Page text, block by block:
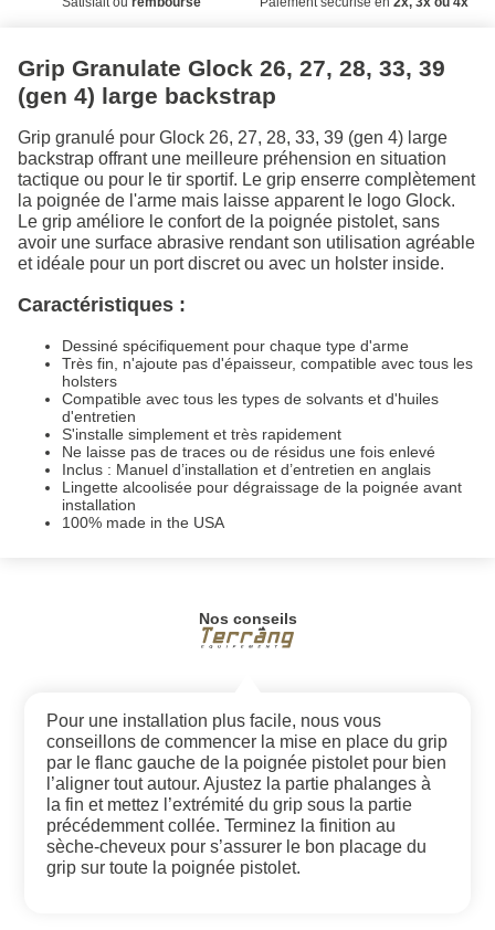
Grip Granulate Glock 26, 27, 28, 33, 39
(gen 4) large backstrap
Grip granulé pour Glock 26, 27, 28, 33, 39 (gen 4) large
backstrap offrant une meilleure préhension en situation
tactique ou pour le tir sportif. Le grip enserre complètement
la poignée de l'arme mais laisse apparent le logo Glock.
Le grip améliore le confort de la poignée pistolet, sans
avoir une surface abrasive rendant son utilisation agréable
et idéale pour un port discret ou avec un holster inside.
Caractéristiques :
Dessiné spécifiquement pour chaque type d'arme
Très fin, n'ajoute pas d'épaisseur, compatible avec tous les
holsters
Compatible avec tous les types de solvants et d'huiles
d'entretien
S'installe simplement et très rapidement
Ne laisse pas de traces ou de résidus une fois enlevé
Inclus : Manuel d’installation et d’entretien en anglais
Lingette alcoolisée pour dégraissage de la poignée avant
installation
100% made in the USA
Nos conseils
Pour une installation plus facile, nous vous
conseillons de commencer la mise en place du grip
par le flanc gauche de la poignée pistolet pour bien
l’aligner tout autour. Ajustez la partie phalanges à
la fin et mettez l’extrémité du grip sous la partie
précédemment collée. Terminez la finition au
sèche-cheveux pour s’assurer le bon placage du
grip sur toute la poignée pistolet.